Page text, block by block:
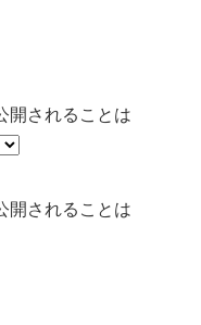
開されることは
開されることは